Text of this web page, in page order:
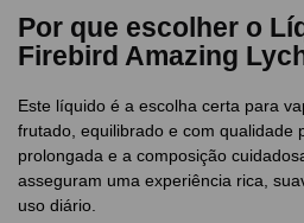
Por que escolher o
Firebird Amazing
Este líquido é a escolha certa para
frutado, equilibrado e com qualidade
prolongada e a composição
asseguram uma experiência rica,
uso diário.